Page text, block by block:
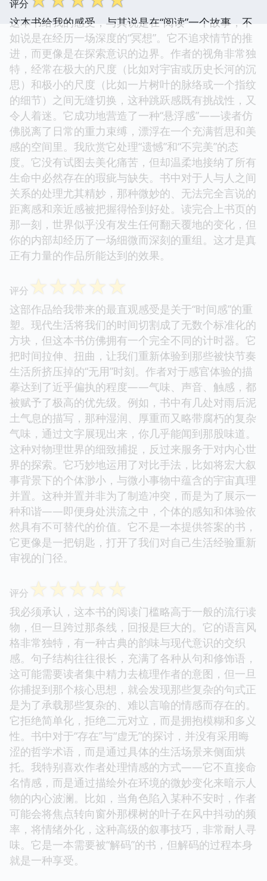
评分
这本书给我的感受，与其说是在“阅读”一个故事，不
如说是在经历一场深度的“冥想”。它不追求情节的推
进，而更像是在探索意识的边界。作者的视角非常独
特，经常在极大的尺度（比如对宇宙或历史长河的沉
思）和极小的尺度（比如一片树叶的脉络或一个指纹
的细节）之间无缝切换，这种跳跃感既有挑战性，又
令人着迷。它成功地营造了一种“悬浮感”——读者仿
佛脱离了日常的重力束缚，漂浮在一个充满哲思和美
感的空间里。我欣赏它处理“遗憾”和“不完美”的态
度。它没有试图去美化痛苦，但却温柔地接纳了所有
生命中必然存在的瑕疵与缺失。书中对于人与人之间
关系的处理尤其精妙，那种微妙的、无法完全言说的
距离感和亲近感被把握得恰到好处。读完合上书页的
那一刻，世界似乎没有发生任何翻天覆地的变化，但
你的内部却经历了一场细微而深刻的重组。这才是真
正有力量的作品所能达到的效果。
评分 ☆☆☆☆☆
这部作品给我带来的最直观感受是关于“时间感”的重
塑。现代生活将我们的时间切割成了无数个标准化的
方块，但这本书仿佛拥有一个完全不同的计时器。它
把时间拉伸、扭曲，让我们重新体验到那些被快节奏
生活所挤压掉的“无用”时刻。作者对于感官体验的描
摹达到了近乎偏执的程度——气味、声音、触感，都
被赋予了极高的优先级。例如，书中有几处对雨后泥
土气息的描写，那种湿润、厚重而又略带腐朽的复杂
气味，通过文字展现出来，你几乎能闻到那股味道。
这种对物理世界的细致捕捉，反过来服务于对内心世
界的探索。它巧妙地运用了对比手法，比如将宏大叙
事背景下的个体渺小，与微小事物中蕴含的宇宙真理
并置。这种并置并非为了制造冲突，而是为了展示一
种和谐——即便身处洪流之中，个体的感知和体验依
然具有不可替代的价值。它不是一本提供答案的书，
它更像是一把钥匙，打开了我们对自己生活经验重新
审视的门径。
评分 ☆☆☆☆☆
我必须承认，这本书的阅读门槛略高于一般的流行读
物，但一旦跨过那条线，回报是巨大的。它的语言风
格非常独特，有一种古典的韵味与现代意识的交织
感。句子结构往往很长，充满了各种从句和修饰语，
这可能需要读者集中精力去梳理作者的意图，但一旦
你捕捉到那个核心思想，就会发现那些复杂的句式正
是为了承载那些复杂的、难以言喻的情感而存在的。
它拒绝简单化，拒绝二元对立，而是拥抱模糊和多义
性。书中对于“存在”与“虚无”的探讨，并没有采用晦
涩的哲学术语，而是通过具体的生活场景来侧面烘
托。我特别喜欢作者处理情感的方式——它不直接命
名情感，而是通过描绘外在环境的微妙变化来暗示人
物的内心波澜。比如，当角色陷入某种不安时，作者
可能会将焦点转向窗外那棵树的叶子在风中抖动的频
率，将情绪外化，这种高级的叙事技巧，非常耐人寻
味。它是一本需要被“解码”的书，但解码的过程本身
就是一种享受。